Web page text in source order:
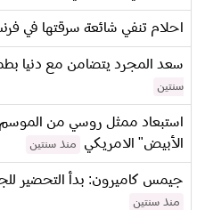
احلام تنفي شائعة سرقتها في
سعد المجرد يتضامن مع دنيا
سنتين
استبعاد ممثل روسي من
الأبيض" الامريكي
منذ سنتين
جيمس كاميرون: بدأ التحضير
منذ سنتين